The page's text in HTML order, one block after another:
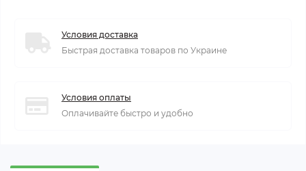
Условия доставка
Быстрая доставка товаров по Украине
Условия оплаты
Оплачивайте быстро и удобно